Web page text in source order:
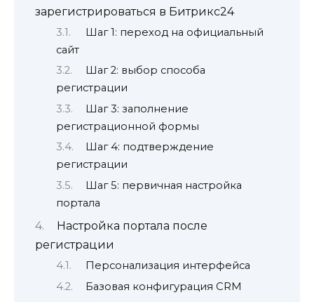
зарегистрироваться в Битрикс24
Шаг 1: переход на официальный
сайт
Шаг 2: выбор способа
регистрации
Шаг 3: заполнение
регистрационной формы
Шаг 4: подтверждение
регистрации
Шаг 5: первичная настройка
портала
Настройка портала после
регистрации
Персонализация интерфейса
Базовая конфигурация CRM